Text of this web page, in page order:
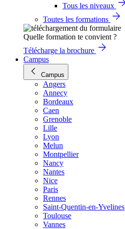
Tous les niveaux
Toutes les formations
Quelle formation te convient ?
Télécharge la brochure
Campus
Campus
Angers
Annecy
Bordeaux
Caen
Grenoble
Lille
Lyon
Melun
Montpellier
Nancy
Nantes
Nice
Paris
Rennes
Saint-Quentin-en-Yvelines
Toulouse
Vannes